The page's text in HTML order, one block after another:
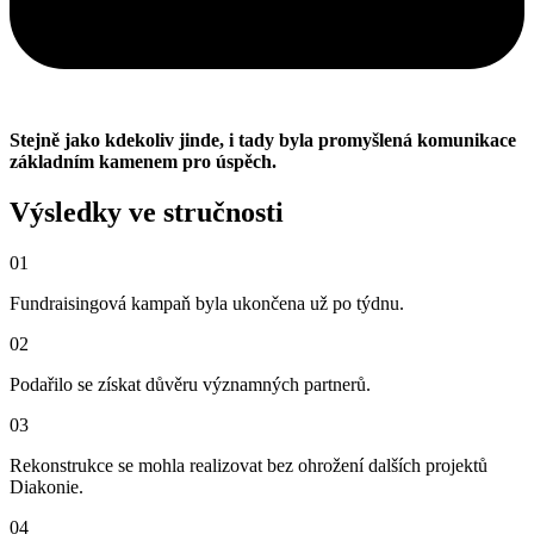
Stejně jako kdekoliv jinde, i tady byla promyšlená komunikace
základním kamenem pro úspěch.
Výsledky ve stručnosti
01
Fundraisingová kampaň byla ukončena už po týdnu.
02
Podařilo se získat důvěru významných partnerů.
03
Rekonstrukce se mohla realizovat bez ohrožení dalších projektů
Diakonie.
04